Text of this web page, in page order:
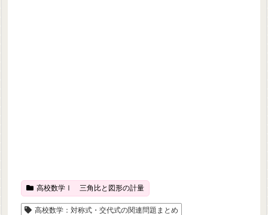
高校数学Ⅰ 三角比と図形の計量
高校数学：対称式・交代式の関連問題まとめ